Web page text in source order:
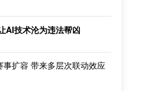
AI技术沦为违法帮凶
事扩容 带来多层次联动效应